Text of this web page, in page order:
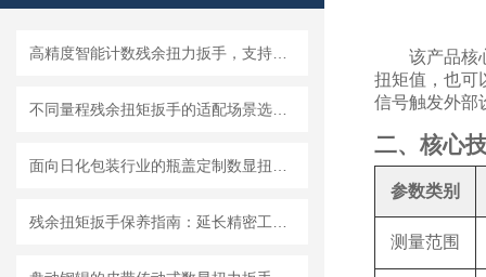
该产品核
扭矩值，也可
信号触发外部
二、核心
参数类别
测量范围